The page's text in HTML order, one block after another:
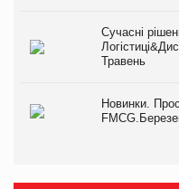
Сучасні
Травень
Новинки.